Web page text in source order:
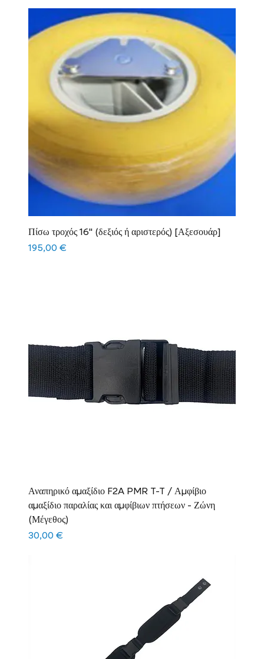
Πίσω τροχός 16" (δεξιός ή αριστερός) [Αξεσουάρ]
Τιμή
195,00 €
Αναπηρικό αμαξίδιο F2A PMR T-T / Αμφίβιο
αμαξίδιο παραλίας και αμφίβιων πτήσεων - Ζώνη
(Μέγεθος)
Τιμή
30,00 €